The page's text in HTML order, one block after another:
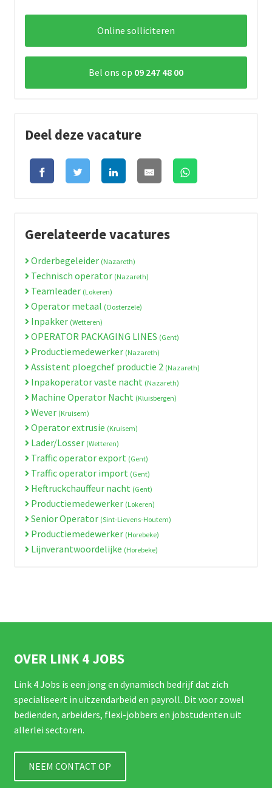
Online solliciteren
Bel ons op 09 247 48 00
Deel deze vacature
Gerelateerde vacatures
Orderbegeleider (Nazareth)
Technisch operator (Nazareth)
Teamleader (Lokeren)
Operator metaal (Oosterzele)
Inpakker (Wetteren)
OPERATOR PACKAGING LINES (Gent)
Productiemedewerker (Nazareth)
Assistent ploegchef productie 2 (Nazareth)
Inpakoperator vaste nacht (Nazareth)
Machine Operator Nacht (Kluisbergen)
Wever (Kruisem)
Operator extrusie (Kruisem)
Lader/Losser (Wetteren)
Traffic operator export (Gent)
Traffic operator import (Gent)
Heftruckchauffeur nacht (Gent)
Productiemedewerker (Lokeren)
Senior Operator (Sint-Lievens-Houtem)
Productiemedewerker (Horebeke)
Lijnverantwoordelijke (Horebeke)
OVER LINK 4 JOBS
Link 4 Jobs is een jong en dynamisch bedrijf dat zich
specialiseert in uitzendarbeid en payroll. Dit voor zowel
bedienden, arbeiders, flexi-jobbers en jobstudenten uit
allerlei sectoren.
NEEM CONTACT OP